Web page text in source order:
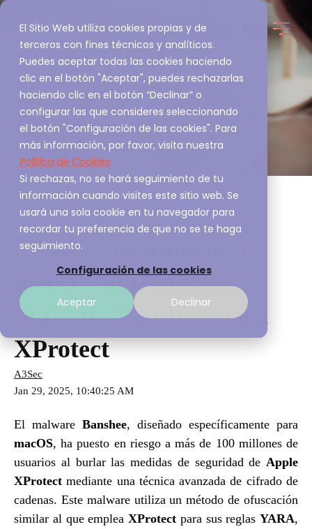
El Sitio Web utiliza cookies propias y de
terceros con fines técnicos y analíticos.
Puedes aceptar todas las cookies haciendo
clic en el botón "Aceptar", puedes rechazarlas
haciendo clic en el botón “Declinar” o
configurar las que consideres seleccionando
el botón "Configuración de las cookies". Para
más información, por favor, visita nuestra
Política de Cookies
Si rechazas, no se hará seguimiento de tu
información cuando visites este sitio web. Se
usará una sola cookie en tu navegador para
recordar tu preferencia de que no se te haga
seguimiento.
Configuración de las cookies
Aceptar Declinar
Millones de usuarios de
macOS en riesgo:
Malware Banshee ataca
XProtect
A3Sec
Jan 29, 2025, 10:40:25 AM
El malware Banshee, diseñado específicamente para
macOS, ha puesto en riesgo a más de 100 millones de
usuarios al burlar las medidas de seguridad de Apple
XProtect mediante una técnica avanzada de cifrado de
cadenas. Este malware utiliza un método de ofuscación
similar al que emplea XProtect para sus reglas YARA,